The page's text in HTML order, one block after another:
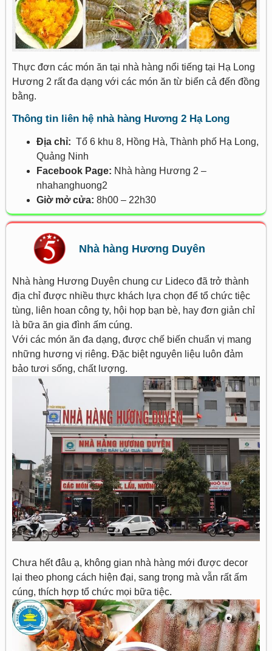
Thực đơn các món ăn tại nhà hàng nổi tiếng tại Hạ Long
Hương 2 rất đa dạng với các món ăn từ biển cả đến đồng
bằng.
Thông tin liên hệ nhà hàng Hương 2 Hạ Long
Địa chỉ: Tổ 6 khu 8, Hồng Hà, Thành phố Hạ Long,
Quảng Ninh
Facebook Page: Nhà hàng Hương 2 –
nhahanghuong2
Giờ mở cửa: 8h00 – 22h30
Nhà hàng Hương Duyên
Nhà hàng Hương Duyên chung cư Lideco đã trở thành
địa chỉ được nhiều thực khách lựa chọn để tổ chức tiệc
tùng, liên hoan công ty, hội họp bạn bè, hay đơn giản chỉ
là bữa ăn gia đình ấm cúng.
Với các món ăn đa dạng, được chế biến chuẩn vị mang
những hương vị riêng. Đặc biệt nguyên liệu luôn đảm
bảo tươi sống, chất lượng.
Chưa hết đâu ạ, không gian nhà hàng mới được decor
lại theo phong cách hiện đại, sang trọng mà vẫn rất ấm
cúng, thích hợp tổ chức mọi bữa tiệc.